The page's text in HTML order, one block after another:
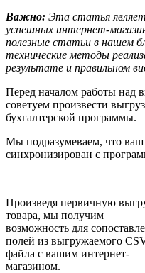
Важно: Эта статья
успешных интернет-
полезные статьи в нашем
технические методы
результате и правильном
Перед началом работы над
советуем произвести
бухгалтерской программы.
Мы подразумеваем, что ваш
синхронизирован с
Произведя первичную
товара, мы получим
возможность для
полей из выгружаемого
файла с вашим интернет-
магазином.